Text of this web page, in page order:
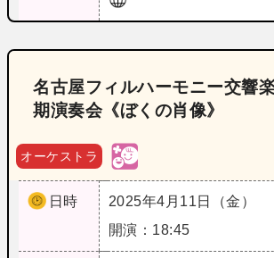
名古屋フィルハーモニー交響
期演奏会《ぼくの肖像》
オーケストラ
日時
2025年4月11日（金）
開演：18:45